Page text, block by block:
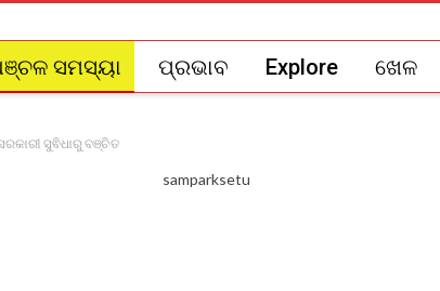
ସମସ୍ୟା ପ୍ରଭାବ Explore ଖେଳ
ସୁଵିଧାରୁ ବଞ୍ଚିତ